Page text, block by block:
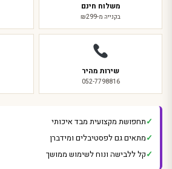
משלוח חינם
בקנייה מ-₪299
שירות מהיר
052-7798816
תחפושת מקצועית מבד איכותי
מתאים גם לפסטיבלים ומידברן
קל ללבישה ונוח לשימוש ממושך